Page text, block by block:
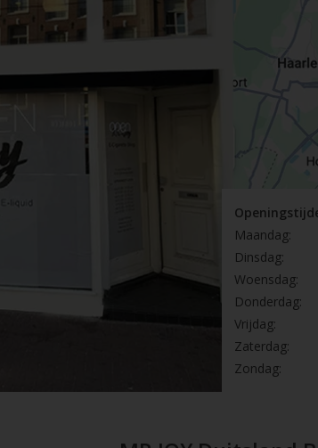
Maandag:
Dinsdag:
Woensdag:
Donderdag:
Vrijdag:
Zaterdag:
Zondag: